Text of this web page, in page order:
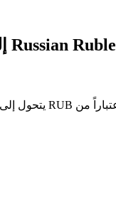
إلى Russian Ruble